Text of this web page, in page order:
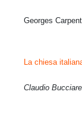
Georges
La chiesa
Claudio